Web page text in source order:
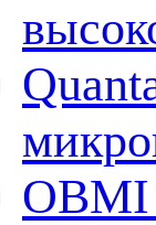
OBMI